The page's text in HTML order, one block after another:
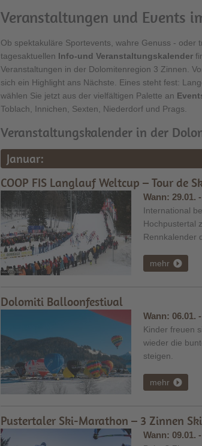
Veranstaltungen und Events
Ob spektakuläre Sportevents, wahre Genuss - oder
tagesaktuellen Info-und Veranstaltungskalender
Veranstaltungen in der Dolomitenregion 3 Zinnen.
sich ein Highlight ans Nächste. Eines steht fest:
wählen Sie jetzt aus der vielfältigen Palette an
Toblach, Innichen, Sexten, Niederdorf und Prags.
Veranstaltungskalender in der
Januar:
COOP FIS Langlauf Weltcup – Tour de
Wann: 29.01.
International
Hochpustertal
Rennkalender
mehr
Dolomiti Balloonfestival
Wann: 06.01.
Kinder freuen
wieder die
steigen.
mehr
Pustertaler Ski-Marathon – 3 Zinnen
Wann: 09.01.